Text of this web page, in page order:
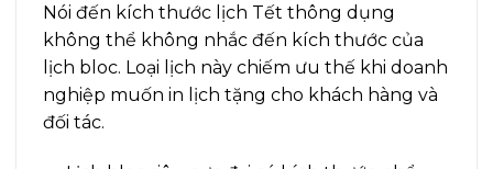
Nói đến kích thước lịch Tết thông dụng
không thể không nhắc đến kích thước của
lịch bloc. Loại lịch này chiếm ưu thế khi doanh
nghiệp muốn in lịch tặng cho khách hàng và
đối tác.